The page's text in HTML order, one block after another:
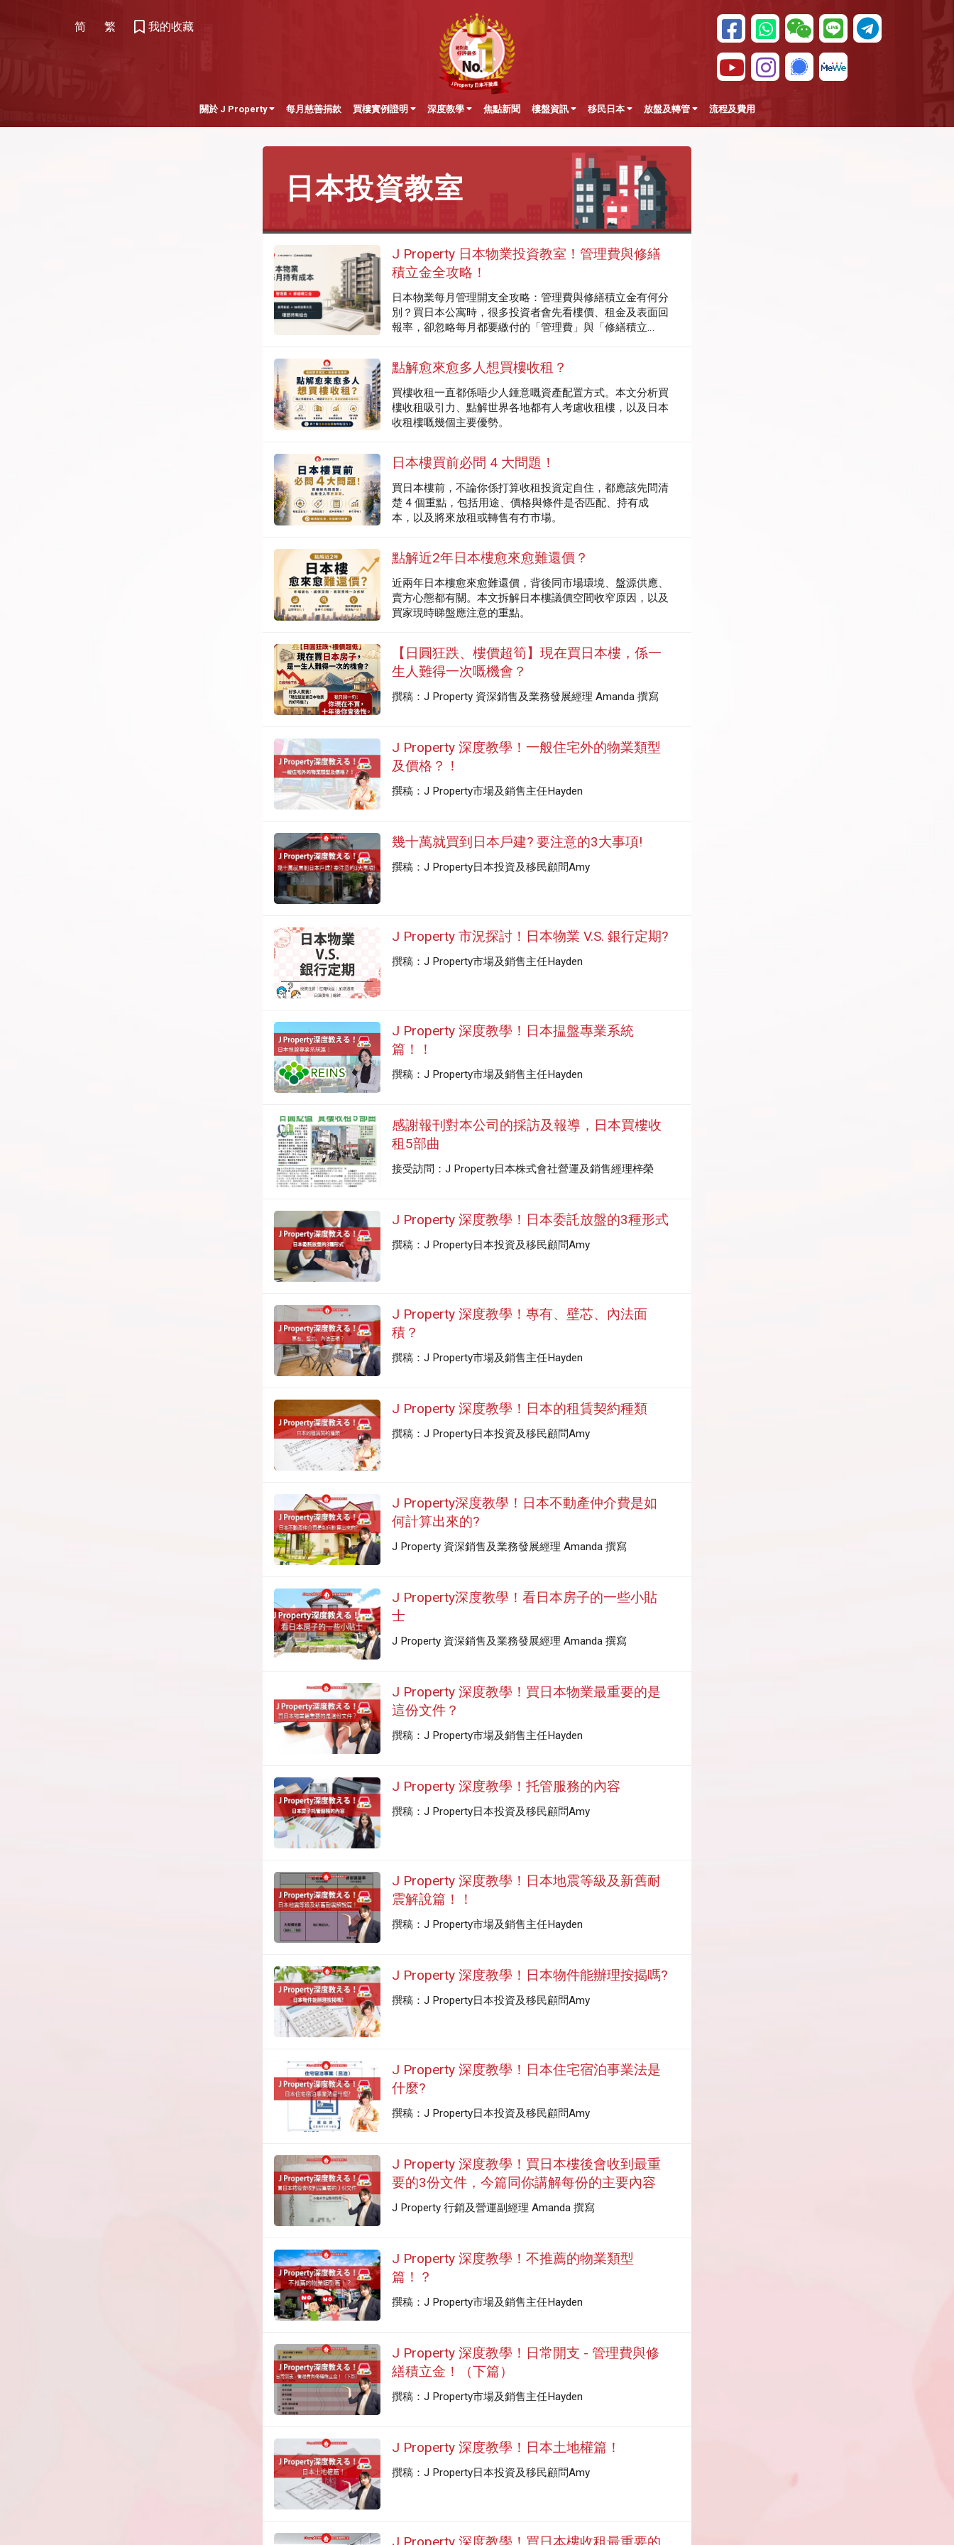
简 繁 我的收藏
關於 J Property 每月慈善捐款 買樓實例證明 深度教學 焦點新聞 樓盤資訊 移民日本 放盤及轉管 流程及費用
日本投資教室
J Property 日本物業投資教室！管理費與修繕
積立金全攻略！
日本物業每月管理開支全攻略：管理費與修繕積立金有何分
別？買日本公寓時，很多投資者會先看樓價、租金及表面回
報率，卻忽略每月都要繳付的「管理費」與「修繕積立
點解愈來愈多人想買樓收租？
買樓收租一直都係唔少人鍾意嘅資產配置方式。本文分析買
樓收租吸引力、點解世界各地都有人考慮收租樓，以及日本
收租樓嘅幾個主要優勢。
日本樓買前必問 4 大問題！
買日本樓前，不論你係打算收租投資定自住，都應該先問清
楚 4 個重點，包括用途、價格與條件是否匹配、持有成
本，以及將來放租或轉售有冇市場。
點解近2年日本樓愈來愈難還價？
近兩年日本樓愈來愈難還價，背後同市場環境、盤源供應、
賣方心態都有關。本文拆解日本樓議價空間收窄原因，以及
買家現時睇盤應注意的重點。
【日圓狂跌、樓價超筍】現在買日本樓，係一
生人難得一次嘅機會？
撰稿：J Property 資深銷售及業務發展經理 Amanda 撰寫
J Property 深度教學！一般住宅外的物業類型
及價格？！
撰稿：J Property市場及銷售主任Hayden
幾十萬就買到日本戶建? 要注意的3大事項!
撰稿：J Property日本投資及移民顧問Amy
J Property 市況探討！日本物業 V.S. 銀行定期?
撰稿：J Property市場及銷售主任Hayden
J Property 深度教學！日本揾盤專業系統
篇！！
撰稿：J Property市場及銷售主任Hayden
感謝報刊對本公司的採訪及報導，日本買樓收
租5部曲
接受訪問：J Property日本株式會社營運及銷售經理梓榮
J Property 深度教學！日本委託放盤的3種形式
撰稿：J Property日本投資及移民顧問Amy
J Property 深度教學！專有、壁芯、內法面
積？
撰稿：J Property市場及銷售主任Hayden
J Property 深度教學！日本的租賃契約種類
撰稿：J Property日本投資及移民顧問Amy
J Property深度教學！日本不動產仲介費是如
何計算出來的?
J Property 資深銷售及業務發展經理 Amanda 撰寫
J Property深度教學！看日本房子的一些小貼
士
J Property 資深銷售及業務發展經理 Amanda 撰寫
J Property 深度教學！買日本物業最重要的是
這份文件？
撰稿：J Property市場及銷售主任Hayden
J Property 深度教學！托管服務的內容
撰稿：J Property日本投資及移民顧問Amy
J Property 深度教學！日本地震等級及新舊耐
震解說篇！！
撰稿：J Property市場及銷售主任Hayden
J Property 深度教學！日本物件能辦理按揭嗎?
撰稿：J Property日本投資及移民顧問Amy
J Property 深度教學！日本住宅宿泊事業法是
什麼?
撰稿：J Property日本投資及移民顧問Amy
J Property 深度教學！買日本樓後會收到最重
要的3份文件，今篇同你講解每份的主要內容
J Property 行銷及營運副經理 Amanda 撰寫
J Property 深度教學！不推薦的物業類型
篇！？
撰稿：J Property市場及銷售主任Hayden
J Property 深度教學！日常開支 - 管理費與修
繕積立金！（下篇）
撰稿：J Property市場及銷售主任Hayden
J Property 深度教學！日本土地權篇！
撰稿：J Property日本投資及移民顧問Amy